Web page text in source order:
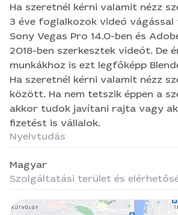
Ha szeretnél kérni valamit nézz
között. Ha nem tetszik éppen a
akkor tudok javítani rajta vagy
fizetést is vállalok.
3 éve foglalkozok videó
Sony Vegas Pro 14.0-ben és
2018-ben szerkesztek videót. De
munkákhoz is ezt legfőképp
Ha szeretnél kérni valamit nézz
között. Ha nem tetszik éppen a
akkor tudok javítani rajta vagy
fizetést is vállalok.
Nyelvtudás
Magyar
Szolgáltatási terület és